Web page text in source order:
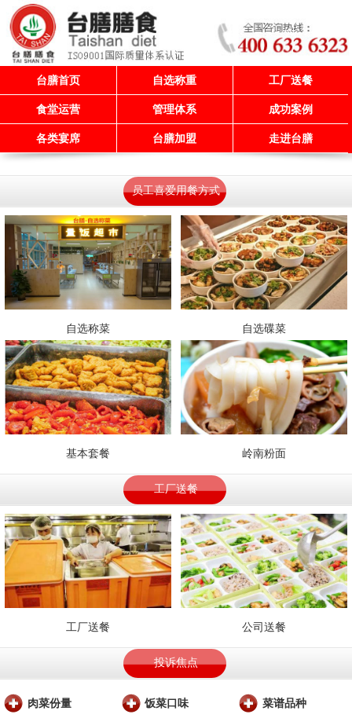
台膳首页 自选称重 工厂送餐
食堂运营 管理体系 成功案例
各类宴席 台膳加盟 走进台膳
员工喜爱用餐方式
自选称菜 自选碟菜
基本套餐 岭南粉面
工厂送餐
工厂送餐 公司送餐
投诉焦点
肉菜份量 饭菜口味 菜谱品种